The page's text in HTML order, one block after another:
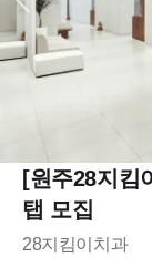
[원주28지킴
탭 모집
28지킴이치과